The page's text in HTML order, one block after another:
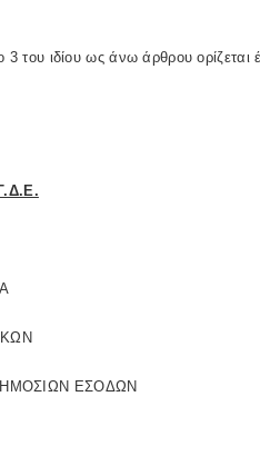
του ιδίου ως άνω άρθρου
ΕΣΟΔΩΝ